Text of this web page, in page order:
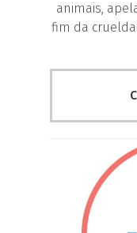
animais,
fim da